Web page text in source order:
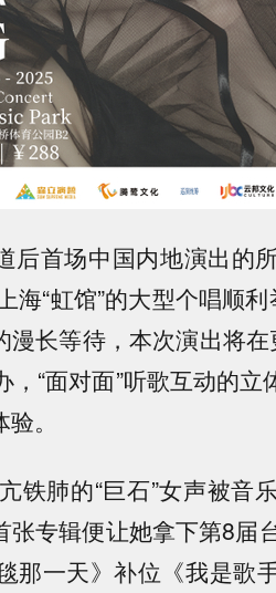
后首场中国内地演出的
海“虹馆”的大型个唱顺
长等待，本次演出将在
，“面对面”听歌互动的
。
铁肺的“巨石”女声被音
张专辑便让她拿下第8届
那一天》补位《我是歌